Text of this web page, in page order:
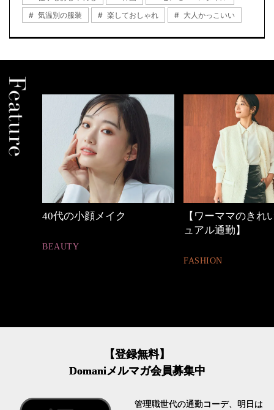
気温別の服装
楽しておしゃれ 大人かっこいい
【ワーママのきれいめカジ
働く女性のバッグ
【登録無料】
Domaniメルマガ会員募集中
管理職世代の通勤コーデ、明日は